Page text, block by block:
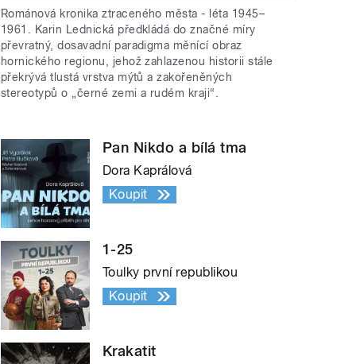
Románová kronika ztraceného města - léta 1945–
1961. Karin Lednická předkládá do značné míry
převratný, dosavadní paradigma měnící obraz
hornického regionu, jehož zahlazenou historii stále
překrývá tlustá vrstva mýtů a zakořeněných
stereotypů o „černé zemi a rudém kraji“.
Pan Nikdo a bílá tma
Dora Kaprálová
Koupit
1-25
Toulky první republikou
Koupit
Krakatit